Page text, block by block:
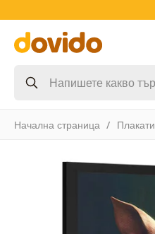
Начална страница Плакати